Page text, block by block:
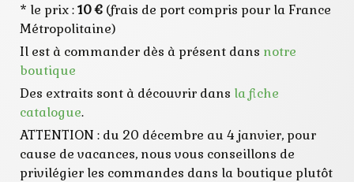
* le prix :10 € (frais de port compris pour la France
Métropolitaine)
Il est à commander dès à présent dans notre
boutique
Des extraits sont à découvrir dans la fiche
catalogue.
ATTENTION : du 20 décembre au 4 janvier, pour
cause de vacances, nous vous conseillons de
privilégier les commandes dans la boutique plutôt